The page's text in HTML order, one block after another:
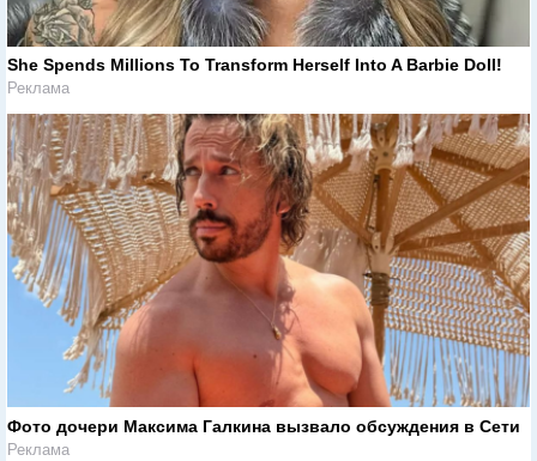
She Spends Millions To Transform Herself Into A Barbie Doll!
Реклама
Фото дочери Максима Галкина вызвало обсуждения в Сети
Реклама